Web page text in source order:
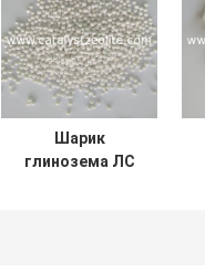
Шарик
глинозема ЛС